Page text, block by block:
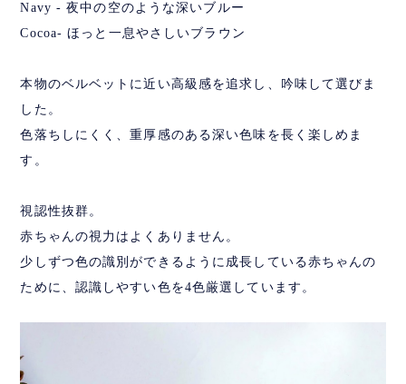
Navy - 夜中の空のような深いブルー
Cocoa- ほっと一息やさしいブラウン
本物のベルベットに近い高級感を追求し、吟味して選びま
した。
色落ちしにくく、重厚感のある深い色味を長く楽しめま
す。
視認性抜群。
赤ちゃんの視力はよくありません。
少しずつ色の識別ができるように成長している赤ちゃんの
ために、認識しやすい色を4色厳選しています。